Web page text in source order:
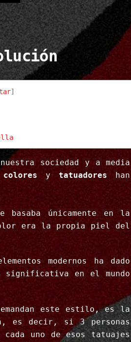
]
sociedad y a media
colores ytatuadores han
únicamente en la
era la propia piel del
modernos ha dado
significativa en el mundo
este estilo, es la
es decir, si 3 personas
cada uno de esos tatuajes